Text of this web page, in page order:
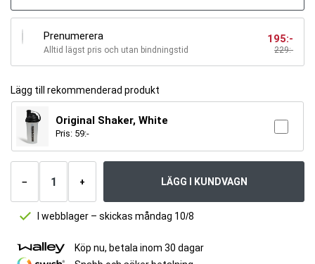
Prenumerera
Alltid lägst pris och utan bindningstid 229:-
195:-
Lägg till rekommenderad produkt
Original Shaker, White
Pris: 59:-
−
Antal
+ LÄGG I KUNDVAGN
I webblager – skickas måndag 10/8
Köp nu, betala inom 30 dagar